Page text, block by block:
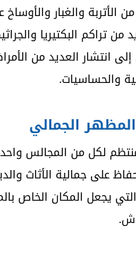
والغبار
تراكم البكتيريا
انتشار العديد من
والحساسيات.
الجمالي
لكل من المجالس
على جمالية الأثاث
يجعل المكان الخاص